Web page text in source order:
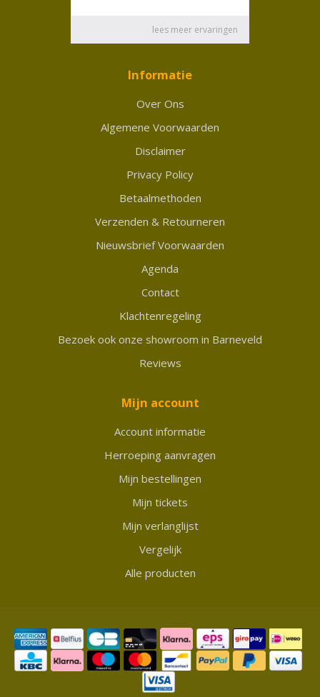
Informatie
Over Ons
Algemene Voorwaarden
Disclaimer
Privacy Policy
Betaalmethoden
Verzenden & Retourneren
Nieuwsbrief Voorwaarden
Agenda
Contact
Klachtenregeling
Bezoek ook onze showroom in Barneveld
Reviews
Mijn account
Account informatie
Herroeping aanvragen
Mijn bestellingen
Mijn tickets
Mijn verlanglijst
Vergelijk
Alle producten